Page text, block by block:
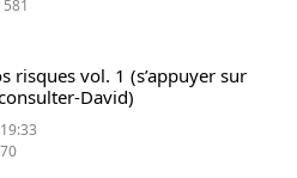
581
risques vol. 1 (s’appuyer sur
David)